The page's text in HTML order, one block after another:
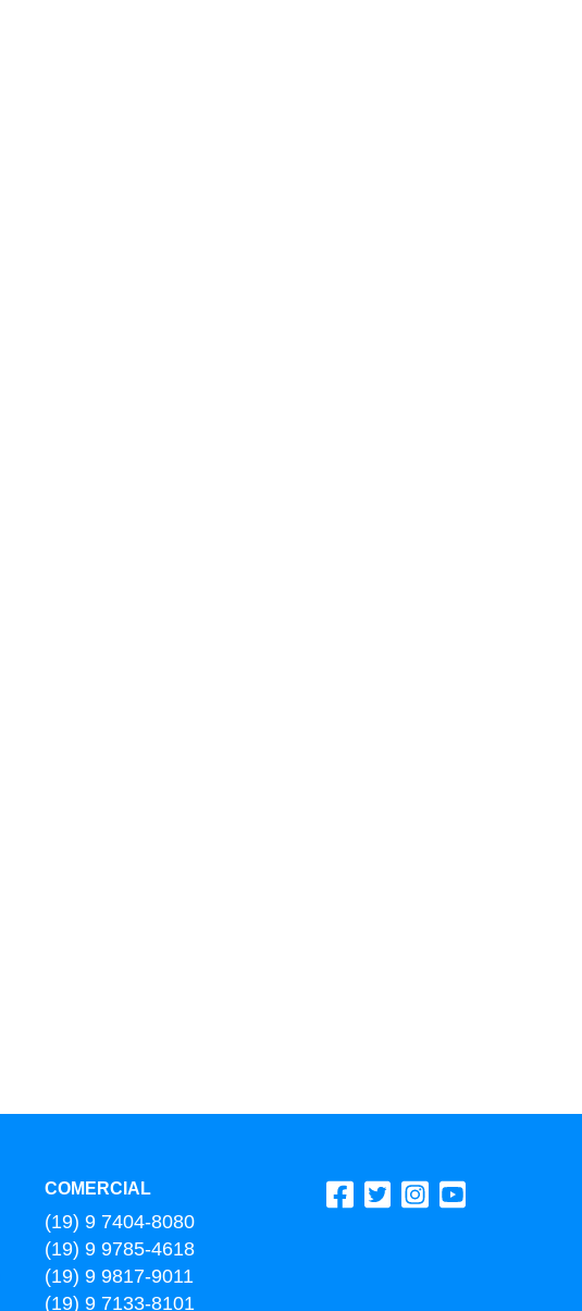
COMERCIAL
(19) 9 7404-8080
(19) 9 9785-4618
(19) 9 9817-9011
(19) 9 7133-8101